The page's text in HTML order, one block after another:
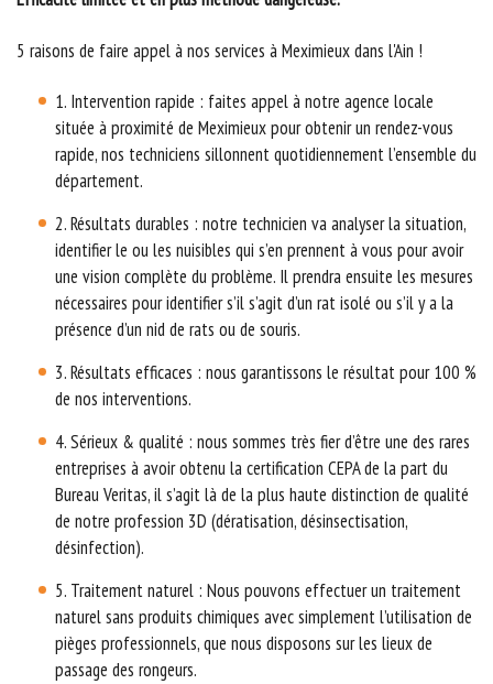
5 raisons de faire appel à nos services à Meximieux dans l'Ain !
1. Intervention rapide : faites appel à notre agence locale
située à proximité de Meximieux pour obtenir un rendez-vous
rapide, nos techniciens sillonnent quotidiennement l’ensemble du
département.
2. Résultats durables : notre technicien va analyser la situation,
identifier le ou les nuisibles qui s’en prennent à vous pour avoir
une vision complète du problème. Il prendra ensuite les mesures
nécessaires pour identifier s’il s’agit d’un rat isolé ou s’il y a la
présence d’un nid de rats ou de souris.
3. Résultats efficaces : nous garantissons le résultat pour 100 %
de nos interventions.
4. Sérieux & qualité : nous sommes très fier d’être une des rares
entreprises à avoir obtenu la certification CEPA de la part du
Bureau Veritas, il s’agit là de la plus haute distinction de qualité
de notre profession 3D (dératisation, désinsectisation,
désinfection).
5. Traitement naturel : Nous pouvons effectuer un traitement
naturel sans produits chimiques avec simplement l’utilisation de
pièges professionnels, que nous disposons sur les lieux de
passage des rongeurs.